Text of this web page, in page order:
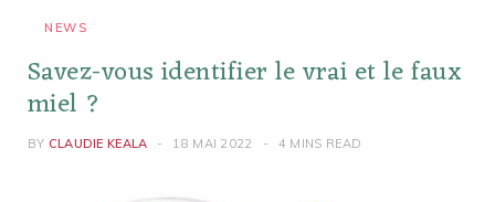
NEWS
Savez-vous identifier le vrai et le faux
miel ?
BY CLAUDIE KEALA 18 MAI 2022 4 MINS READ